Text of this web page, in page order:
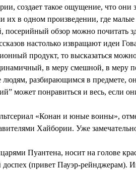
создает такое ощущение, что
в одном произведении, где
обзор можно почитать
настолько извращают идеи
продукт, то высказаться
в меру смешной, в
разбирающимся в предмете,
может понравиться и весь, если
«Конан и юные воины»,
Хайбории. Уже
Пуантена, носит на голове
(привет Пауэр-